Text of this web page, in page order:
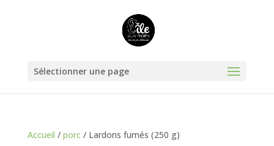
Sélectionner une page
Accueil / porc / Lardons fumés (250 g)